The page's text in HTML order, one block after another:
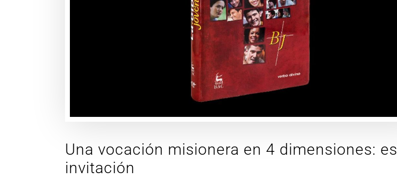
Una vocación misionera en 4 dimensiones: es
invitación